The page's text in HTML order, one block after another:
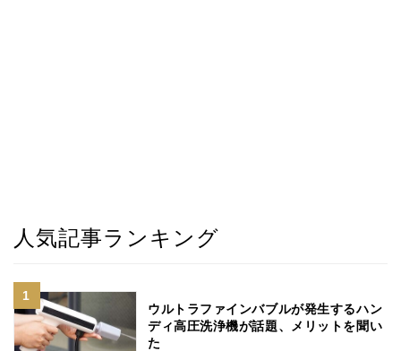
人気記事ランキング
ウルトラファインバブルが発生するハン
ディ高圧洗浄機が話題、メリットを聞い
た